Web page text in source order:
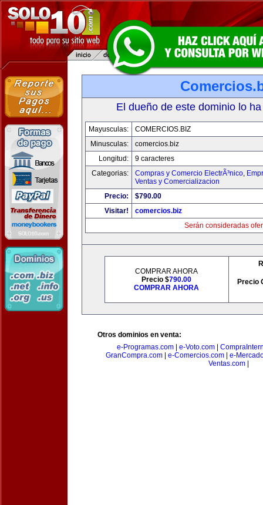
El dueño de este dominio lo
Mayusculas:
COMERCIOS.BIZ
Minusculas:
comercios.biz
Longitud:
9 caracteres
Categorias:
Compras y Comercio ElectrÃ³nico,
Ventas y Comercializacion
Precio:
$790.00
Visitar!
comercios.biz
Serán consideradas
COMPRAR AHORA
Precio $790.00
COMPRAR AHORA
Precio
Otros dominios en venta:
e-Programas.com
e-Voto.com
GranCompra.com
e-Comercios.com
e-
Ventas.com|